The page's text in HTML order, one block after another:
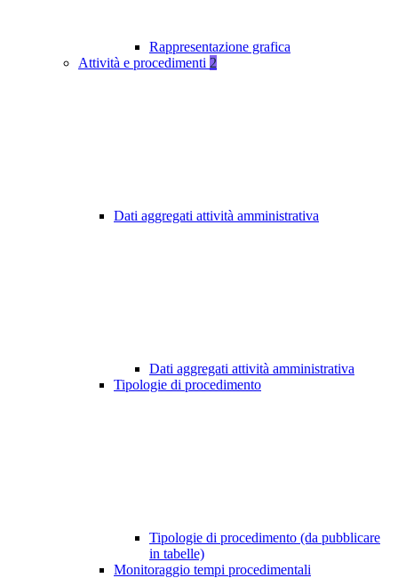
Rappresentazione grafica
Attività e procedimenti 2
Dati aggregati attività amministrativa
Dati aggregati attività amministrativa
Tipologie di procedimento
Tipologie di procedimento (da pubblicare
in tabelle)
Monitoraggio tempi procedimentali